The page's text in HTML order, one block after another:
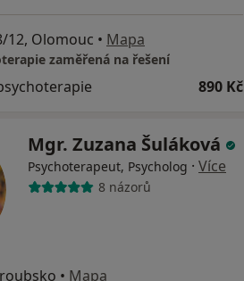
12, Olomouc • Mapa
zaměřená na řešení
890 Kč
Mgr. Zuzana Šuláková
Psychoterapeut, Psycholog · Více
8 názorů
• Mapa